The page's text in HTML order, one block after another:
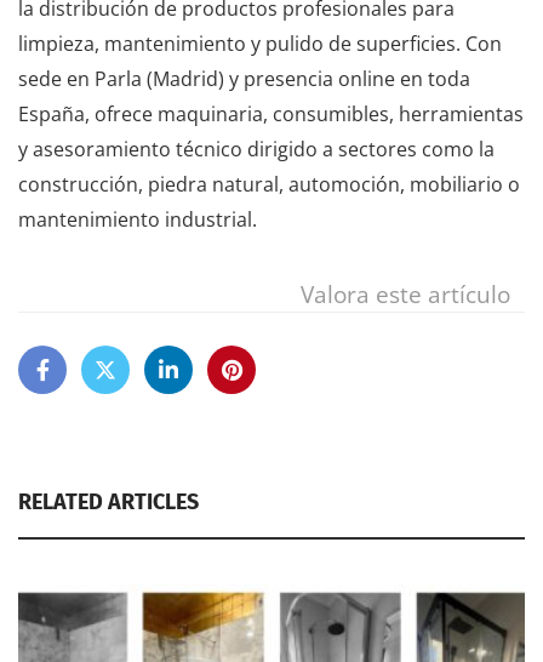
la distribución de productos profesionales para
limpieza, mantenimiento y pulido de superficies. Con
sede en Parla (Madrid) y presencia online en toda
España, ofrece maquinaria, consumibles, herramientas
y asesoramiento técnico dirigido a sectores como la
construcción, piedra natural, automoción, mobiliario o
mantenimiento industrial.
Valora este artículo
RELATED ARTICLES